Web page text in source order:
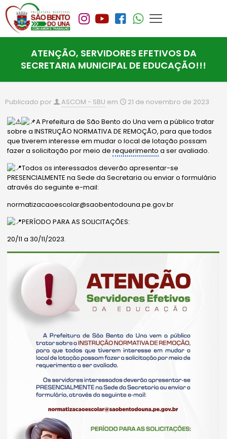
ATENÇÃO, SERVIDORES EFETIVOS DA
SECRETARIA MUNICIPAL DE EDUCAÇÃO!!!
Publicado por ASCOM - SBU em 21 de novembro de 2023
A Prefeitura de São Bento do Una vem a público tratar
sobre a INSTRUÇÃO NORMATIVA DE REMOÇÃO, para que todos
que tiverem interesse em mudar o local de lotação possam
fazer a solicitação por meio derequerimento a ser avaliado.
Todos os interessados deverão apresentar-se
PRESENCIALMENTE na Sede da Secretaria ou enviar o formulário
através do seguinte e-mail:
normatizacaoescolar@saobentodouna.pe.gov.br
PERÍODO PARA AS SOLICITAÇÕES:
20/11 a 30/11/2023.